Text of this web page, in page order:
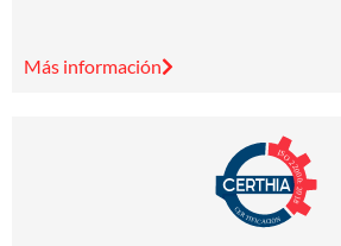
Más información